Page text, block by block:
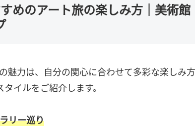
めのアート旅の楽しみ方｜美術
の魅力は、自分の関心に合わせて多彩な楽しみ
イルをご紹介します。
リー巡り